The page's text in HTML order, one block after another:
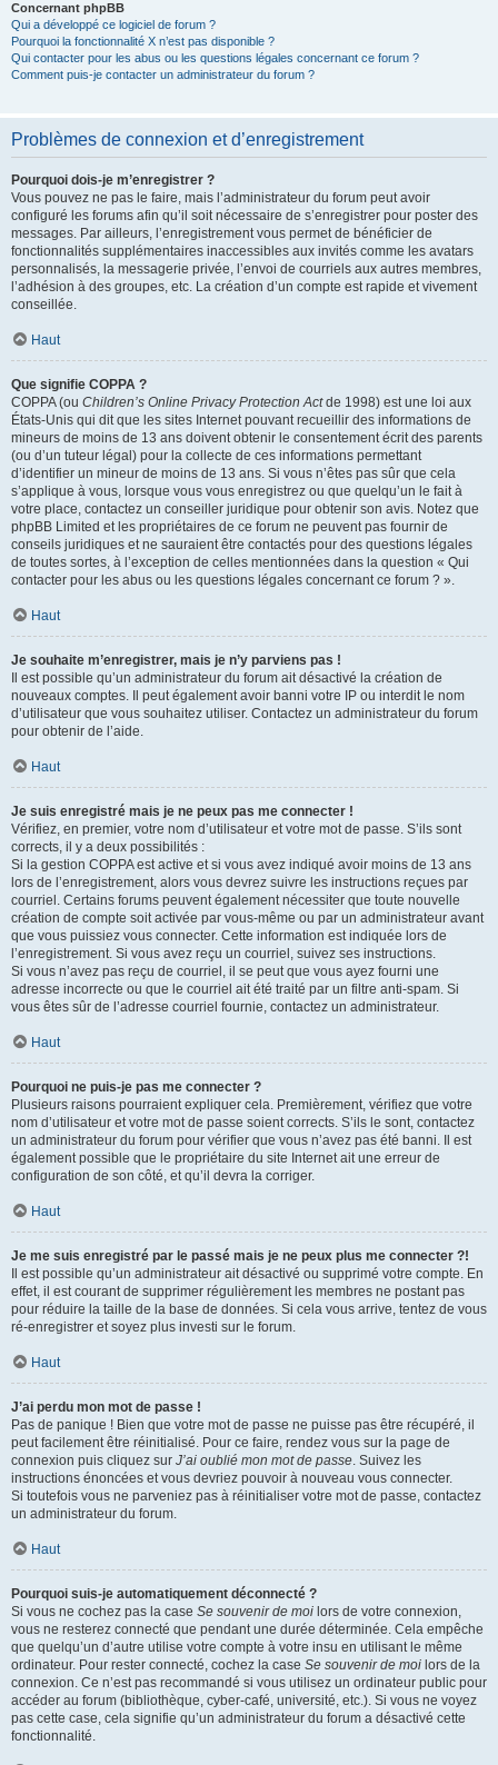
Concernant phpBB
Qui a développé ce logiciel de forum ?
Pourquoi la fonctionnalité X n’est pas disponible ?
Qui contacter pour les abus ou les questions légales concernant ce forum ?
Comment puis-je contacter un administrateur du forum ?
Problèmes de connexion et d’enregistrement
Pourquoi dois-je m’enregistrer ?
Vous pouvez ne pas le faire, mais l’administrateur du forum peut avoir
configuré les forums afin qu’il soit nécessaire de s’enregistrer pour poster des
messages. Par ailleurs, l’enregistrement vous permet de bénéficier de
fonctionnalités supplémentaires inaccessibles aux invités comme les avatars
personnalisés, la messagerie privée, l’envoi de courriels aux autres membres,
l’adhésion à des groupes, etc. La création d’un compte est rapide et vivement
conseillée.
Haut
Que signifie COPPA ?
COPPA (ou Children’s Online Privacy Protection Actde 1998) est une loi aux
États-Unis qui dit que les sites Internet pouvant recueillir des informations de
mineurs de moins de 13 ans doivent obtenir le consentement écrit des parents
(ou d’un tuteur légal) pour la collecte de ces informations permettant
d’identifier un mineur de moins de 13 ans. Si vous n’êtes pas sûr que cela
s’applique à vous, lorsque vous vous enregistrez ou que quelqu’un le fait à
votre place, contactez un conseiller juridique pour obtenir son avis. Notez que
phpBB Limited et les propriétaires de ce forum ne peuvent pas fournir de
conseils juridiques et ne sauraient être contactés pour des questions légales
de toutes sortes, à l’exception de celles mentionnées dans la question « Qui
contacter pour les abus ou les questions légales concernant ce forum ? ».
Haut
Je souhaite m’enregistrer, mais je n’y parviens pas !
Il est possible qu’un administrateur du forum ait désactivé la création de
nouveaux comptes. Il peut également avoir banni votre IP ou interdit le nom
d’utilisateur que vous souhaitez utiliser. Contactez un administrateur du forum
pour obtenir de l’aide.
Haut
Je suis enregistré mais je ne peux pas me connecter !
Vérifiez, en premier, votre nom d’utilisateur et votre mot de passe. S’ils sont
corrects, il y a deux possibilités :
Si la gestion COPPA est active et si vous avez indiqué avoir moins de 13 ans
lors de l’enregistrement, alors vous devrez suivre les instructions reçues par
courriel. Certains forums peuvent également nécessiter que toute nouvelle
création de compte soit activée par vous-même ou par un administrateur avant
que vous puissiez vous connecter. Cette information est indiquée lors de
l’enregistrement. Si vous avez reçu un courriel, suivez ses instructions.
Si vous n’avez pas reçu de courriel, il se peut que vous ayez fourni une
adresse incorrecte ou que le courriel ait été traité par un filtre anti-spam. Si
vous êtes sûr de l’adresse courriel fournie, contactez un administrateur.
Haut
Pourquoi ne puis-je pas me connecter ?
Plusieurs raisons pourraient expliquer cela. Premièrement, vérifiez que votre
nom d’utilisateur et votre mot de passe soient corrects. S’ils le sont, contactez
un administrateur du forum pour vérifier que vous n’avez pas été banni. Il est
également possible que le propriétaire du site Internet ait une erreur de
configuration de son côté, et qu’il devra la corriger.
Haut
Je me suis enregistré par le passé mais je ne peux plus me connecter ?!
Il est possible qu’un administrateur ait désactivé ou supprimé votre compte. En
effet, il est courant de supprimer régulièrement les membres ne postant pas
pour réduire la taille de la base de données. Si cela vous arrive, tentez de vous
ré-enregistrer et soyez plus investi sur le forum.
Haut
J’ai perdu mon mot de passe !
Pas de panique ! Bien que votre mot de passe ne puisse pas être récupéré, il
peut facilement être réinitialisé. Pour ce faire, rendez vous sur la page de
connexion puis cliquez sur J’ai oublié mon mot de passe. Suivez les
instructions énoncées et vous devriez pouvoir à nouveau vous connecter.
Si toutefois vous ne parveniez pas à réinitialiser votre mot de passe, contactez
un administrateur du forum.
Haut
Pourquoi suis-je automatiquement déconnecté ?
Si vous ne cochez pas la case Se souvenir de moi lors de votre connexion,
vous ne resterez connecté que pendant une durée déterminée. Cela empêche
que quelqu’un d’autre utilise votre compte à votre insu en utilisant le même
ordinateur. Pour rester connecté, cochez la case Se souvenir de moi lors de la
connexion. Ce n’est pas recommandé si vous utilisez un ordinateur public pour
accéder au forum (bibliothèque, cyber-café, université, etc.). Si vous ne voyez
pas cette case, cela signifie qu’un administrateur du forum a désactivé cette
fonctionnalité.